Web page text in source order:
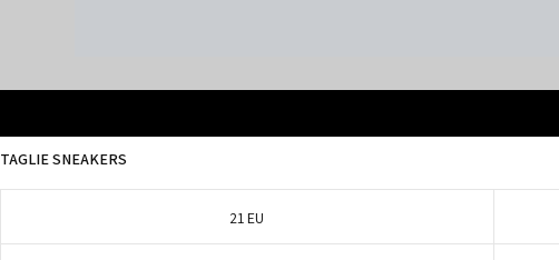
TAGLIE SNEAKERS
21 EU